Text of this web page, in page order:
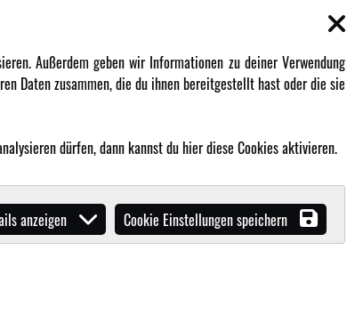
AMXRacing - Qualitäts RC-Zubehör
Malinos - Die kreative Seite von
Werden Sie Amewi Händler
Amewi B2B-Shop
Außerdem geben wir Informationen zu deiner Verwendung
Daten zusammen, die du ihnen bereitgestellt hast oder die sie
dürfen, dann kannst du hier diese Cookies aktivieren.
Cookie Einstellungen speichern
anzeigen